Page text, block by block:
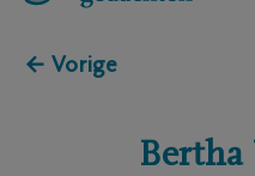
← Vorige
Bertha